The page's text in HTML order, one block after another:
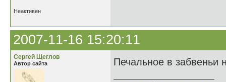
Неактивен
2007-11-16 15:20:11
Сергей Щеглов
Автор сайта Печальное в